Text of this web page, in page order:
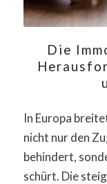
Die
In Europa
nicht nur den
behindert,
schürt. Die